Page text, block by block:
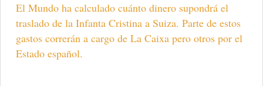
El Mundo ha calculado cuánto dinero supondrá el
traslado de la Infanta Cristina a Suiza. Parte de estos
gastos correrán a cargo de La Caixa pero otros por el
Estado español.